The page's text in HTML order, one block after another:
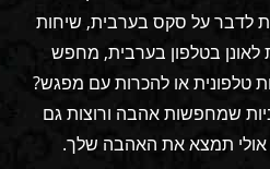
לדבר על סקס בערבית, שיחות
בטלפון בערבית, מחפש
טלפונית או להכרות עם מפגש?
שמחפשות אהבה ורוצות גם
תמצא את האהבה שלך.